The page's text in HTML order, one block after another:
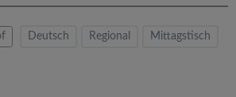
Deutsch Regional Mittagstisch